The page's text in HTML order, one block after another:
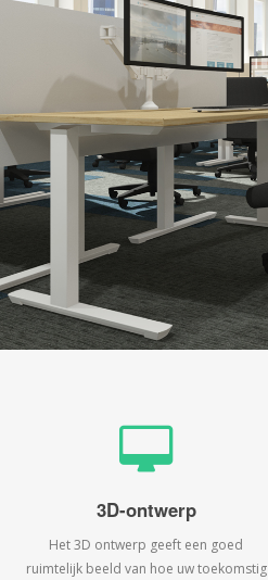
3D-ontwerp
Het 3D ontwerp geeft een goed
ruimtelijk beeld van hoe uw toekomstig